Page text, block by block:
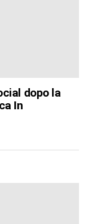
dopo la
In